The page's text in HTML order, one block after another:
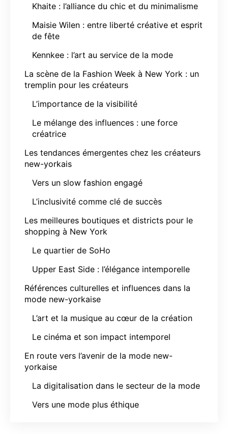
Khaite : l’alliance du chic et du minimalisme
Maisie Wilen : entre liberté créative et esprit
de fête
Kennkee : l’art au service de la mode
La scène de la Fashion Week à New York : un
tremplin pour les créateurs
L’importance de la visibilité
Le mélange des influences : une force
créatrice
Les tendances émergentes chez les créateurs
new-yorkais
Vers un slow fashion engagé
L’inclusivité comme clé de succès
Les meilleures boutiques et districts pour le
shopping à New York
Le quartier de SoHo
Upper East Side : l’élégance intemporelle
Références culturelles et influences dans la
mode new-yorkaise
L’art et la musique au cœur de la création
Le cinéma et son impact intemporel
En route vers l’avenir de la mode new-
yorkaise
La digitalisation dans le secteur de la mode
Vers une mode plus éthique